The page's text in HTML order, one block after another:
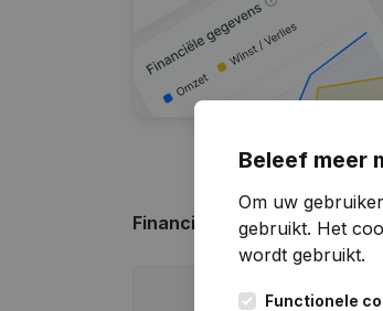
Financiële gegevens van
Beleef meer
Om uw
gebruikt. Het
wordt gebruikt.
Functionele